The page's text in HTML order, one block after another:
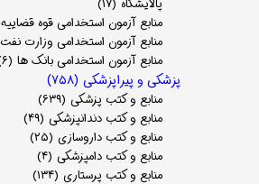
پالایشگاه (۱۷)
منابع آزمون استخدامی قوه قضاییه
منابع آزمون استخدامی وزارت نفت
منابع آزمون استخدامی بانک ها (۶)
پزشکی و پیراپزشکی (۷۵۸)
منابع و کتب پزشکی (۶۳۹)
منابع و کتب دندانپزشکی (۴۹)
منابع و کتب داروسازی (۲۵)
منابع و کتب دامپزشکی (۴)
منابع و کتب پرستاری (۱۳۴)